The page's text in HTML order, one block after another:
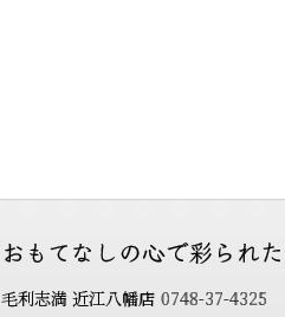
おもてなしの心で彩られた
毛利志満 近江八幡店 0748-37-4325